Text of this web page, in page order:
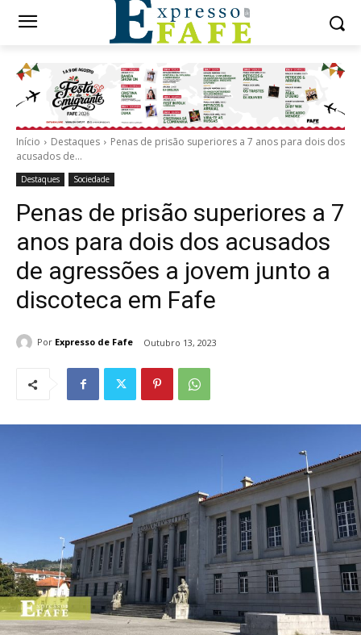
Início Destaques
Penas de prisão superiores a 7 anos para dois dos
acusados de...
Destaques Sociedade
Penas de prisão superiores a 7
anos para dois dos acusados
de agressões a jovem junto a
discoteca em Fafe
Por Expresso de Fafe Outubro 13, 2023